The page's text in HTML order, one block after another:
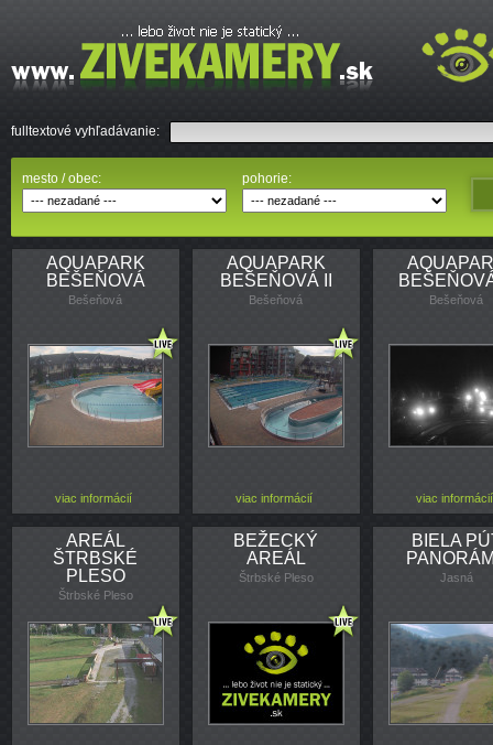
fulltextové vyhľadávanie:
mesto / obec: pohorie:
AQUAPARK
BEŠEŇOVÁ
Bešeňová
viac informácií
AQUAPARK
BEŠEŇOVÁ II
Bešeňová
viac informácií
Bešeňová
viac informácií
AREÁL
ŠTRBSKÉ
PLESO
Štrbské Pleso
BEŽECKÝ
AREÁL
Štrbské Pleso
BIELA
Jasná